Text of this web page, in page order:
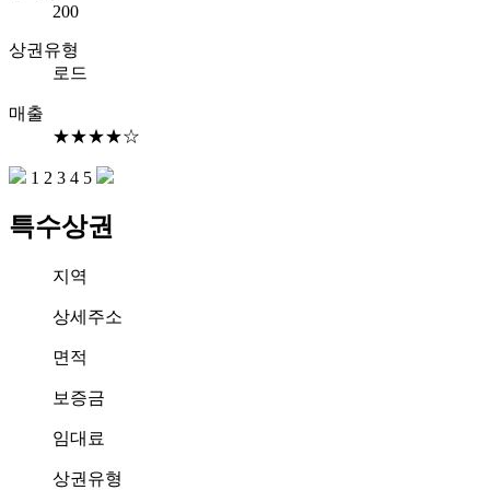
200
상권유형
로드
매출
★★★★☆
1 2 3 4 5
특수상권
지역
상세주소
면적
보증금
임대료
상권유형